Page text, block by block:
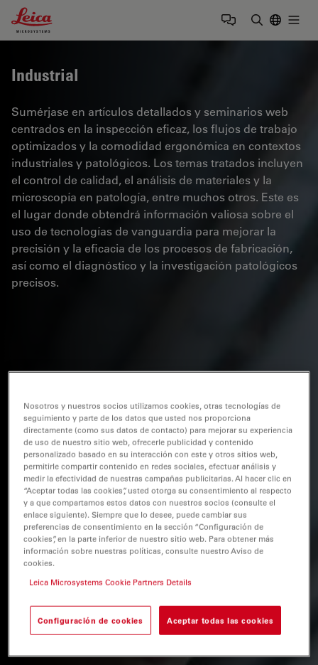
Leica Microsystems Logo
Industrial
Sumérjase en artículos detallados y seminarios web
centrados en la inspección eficaz, los flujos de trabajo
optimizados y la comodidad ergonómica en contextos
industriales y patológicos. Los temas tratados incluyen
el control de calidad, el análisis de materiales y la
microscopía en patología, entre muchos otros. Este es
el lugar donde obtendrá información valiosa sobre el
uso de tecnologías de vanguardia para mejorar la
precisión y la eficacia de los procesos de fabricación,
así como el diagnóstico y la investigación patológicos
precisos.
Nosotros y nuestros socios utilizamos cookies, otras tecnologías de
seguimiento y parte de los datos que usted nos proporciona
directamente (como sus datos de contacto) para mejorar su experiencia
de uso de nuestro sitio web, ofrecerle publicidad y contenido
personalizado basado en su interacción con este y otros sitios web,
permitirle compartir contenido en redes sociales, efectuar análisis y
medir la efectividad de nuestras campañas publicitarias. Al hacer clic en
“Aceptar todas las cookies”, usted otorga su consentimiento al respecto
y a que compartamos estos datos con nuestros socios (consulte el
enlace siguiente). Siempre que lo desee, puede cambiar sus
preferencias de consentimiento en la sección “Configuración de
cookies”, en la parte inferior de nuestro sitio web. Para obtener más
información sobre nuestras políticas, consulte nuestro Aviso de
cookies.
Leica Microsystems Cookie Partners Details
Configuración de cookies Aceptar todas las cookies